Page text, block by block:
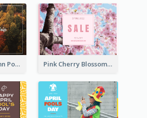
Forest In Autumn Post Card Pink Cherry Blossom Spring Sale Postcard